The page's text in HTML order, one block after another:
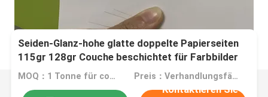
Seiden-Glanz-hohe glatte doppelte Papierseiten
115gr 128gr Couche beschichtet für Farbbilder
MOQ：1 Tonne für commom Größe oder 10 Tonnen für Sondergröße Preis：Verhandlungsfähig
Kontaktieren Sie